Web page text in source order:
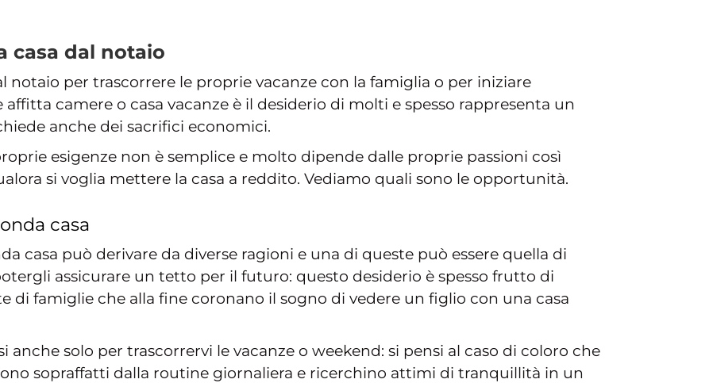
casa dal notaio
notaio per trascorrere le proprie vacanze con la famiglia o per iniziare
camere o casa vacanze è il desiderio di molti e spesso rappresenta un
anche dei sacrifici economici.
esigenze non è semplice e molto dipende dalle proprie passioni così
si voglia mettere la casa a reddito. Vediamo quali sono le opportunità.
casa
casa può derivare da diverse ragioni e una di queste può essere quella di
assicurare un tetto per il futuro: questo desiderio è spesso frutto di
di famiglie che alla fine coronano il sogno di vedere un figlio con una casa
anche solo per trascorrervi le vacanze o weekend: si pensi al caso di coloro che
sopraffatti dalla routine giornaliera e ricerchino attimi di tranquillità in un